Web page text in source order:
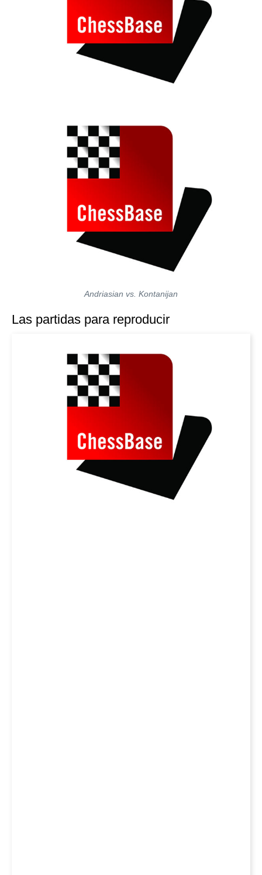
Andriasian vs. Kontanijan
Las partidas para reproducir